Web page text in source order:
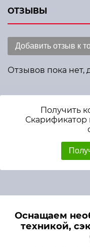
ОТЗЫВЫ
Добавить отзыв к
Отзывов пока нет,
Получить
Скарификатор
Оснащаем
техникой,